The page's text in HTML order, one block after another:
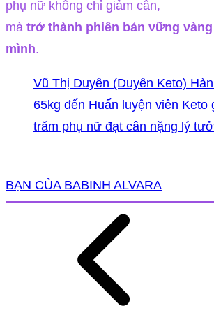
phụ nữ không chỉ giảm cân,
mà trở thành phiên bản vững
mình.
Vũ Thị Duyên (Duyên Keto)
65kg đến Huấn luyện viên Keto
trăm phụ nữ đạt cân nặng lý
BẠN CỦA BABINH ALVARA